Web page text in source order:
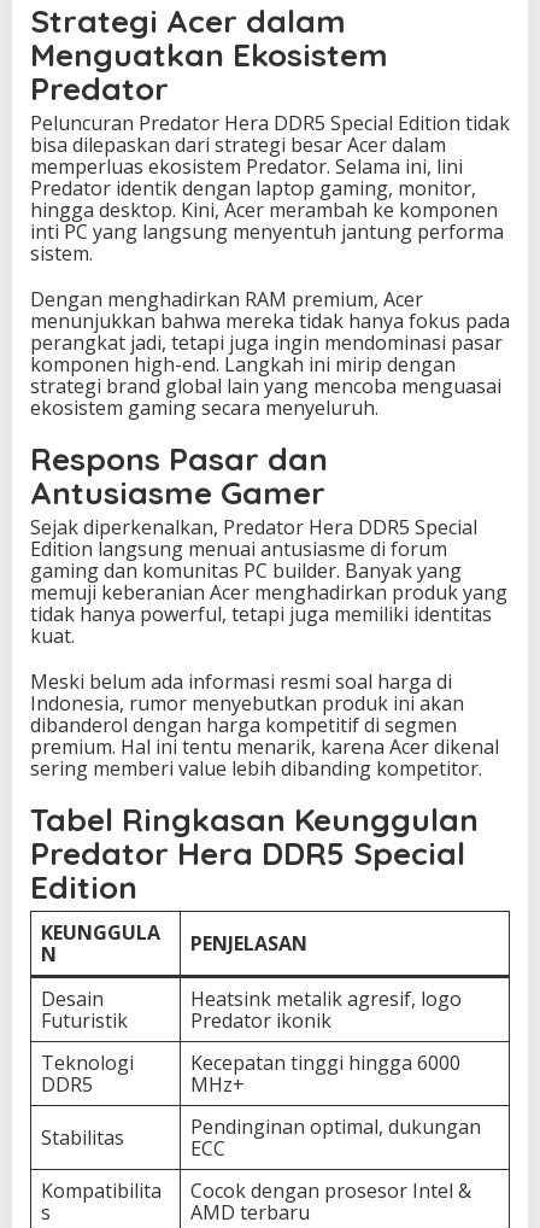
Strategi Acer dalam
Menguatkan Ekosistem
Predator
Peluncuran Predator Hera DDR5 Special Edition tidak
bisa dilepaskan dari strategi besar Acer dalam
memperluas ekosistem Predator. Selama ini, lini
Predator identik dengan laptop gaming, monitor,
hingga desktop. Kini, Acer merambah ke komponen
inti PC yang langsung menyentuh jantung performa
sistem.
Dengan menghadirkan RAM premium, Acer
menunjukkan bahwa mereka tidak hanya fokus pada
perangkat jadi, tetapi juga ingin mendominasi pasar
komponen high-end. Langkah ini mirip dengan
strategi brand global lain yang mencoba menguasai
ekosistem gaming secara menyeluruh.
Respons Pasar dan
Antusiasme Gamer
Sejak diperkenalkan, Predator Hera DDR5 Special
Edition langsung menuai antusiasme di forum
gaming dan komunitas PC builder. Banyak yang
memuji keberanian Acer menghadirkan produk yang
tidak hanya powerful, tetapi juga memiliki identitas
kuat.
Meski belum ada informasi resmi soal harga di
Indonesia, rumor menyebutkan produk ini akan
dibanderol dengan harga kompetitif di segmen
premium. Hal ini tentu menarik, karena Acer dikenal
sering memberi value lebih dibanding kompetitor.
Tabel Ringkasan Keunggulan
Predator Hera DDR5 Special
Edition
KEUNGGULA
N
PENJELASAN
Desain
Futuristik
Heatsink metalik agresif, logo
Predator ikonik
Teknologi
DDR5
Kecepatan tinggi hingga 6000
MHz+
Stabilitas
Pendinginan optimal, dukungan
ECC
Kompatibilita
s
Cocok dengan prosesor Intel &
AMD terbaru